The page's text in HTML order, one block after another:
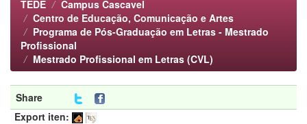
TEDE
Campus Cascavel
Centro de Educação, Comunicação e Artes
Programa de Pós-Graduação em Letras - Mestrado
Profissional
Mestrado Profissional em Letras (CVL)
Share
Export iten: